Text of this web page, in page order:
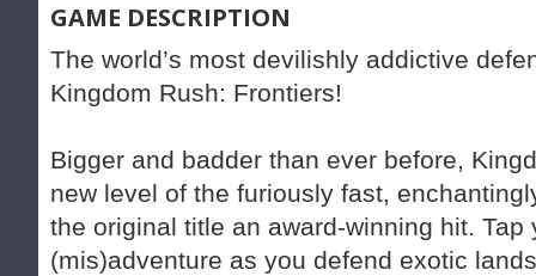
GAME DESCRIPTION
The world’s most devilishly addictive
Kingdom Rush: Frontiers!
Bigger and badder than ever before,
new level of the furiously fast,
the original title an award-winning hit.
(mis)adventure as you defend exotic